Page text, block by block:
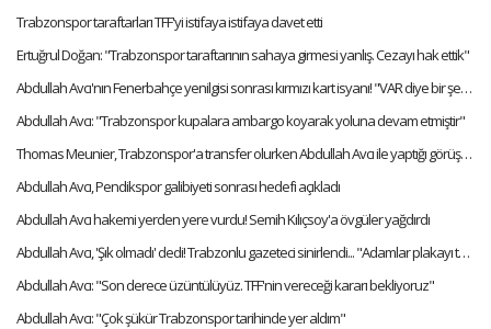
Trabzonspor taraftarları TFF'yi istifaya istifaya davet etti
Ertuğrul Doğan: "Trabzonspor taraftarının sahaya girmesi yanlış. Cezayı hak ettik"
Abdullah Avcı'nın Fenerbahçe yenilgisi sonrası kırmızı kart isyanı! "VAR diye bir şey var artık"
Abdullah Avcı: "Trabzonspor kupalara ambargo koyarak yoluna devam etmiştir"
Thomas Meunier, Trabzonspor'a transfer olurken Abdullah Avcı ile yaptığı görüşmeyi anlattı:
Abdullah Avcı, Pendikspor galibiyeti sonrası hedefi açıkladı
Abdullah Avcı hakemi yerden yere vurdu! Semih Kılıçsoy'a övgüler yağdırdı
Abdullah Avcı, 'Şık olmadı' dedi! Trabzonlu gazeteci sinirlendi... "Adamlar plakayı taktı hocam"
Abdullah Avcı: "Son derece üzüntülüyüz. TFF'nin vereceği kararı bekliyoruz"
Abdullah Avcı: "Çok şükür Trabzonspor tarihinde yer aldım"